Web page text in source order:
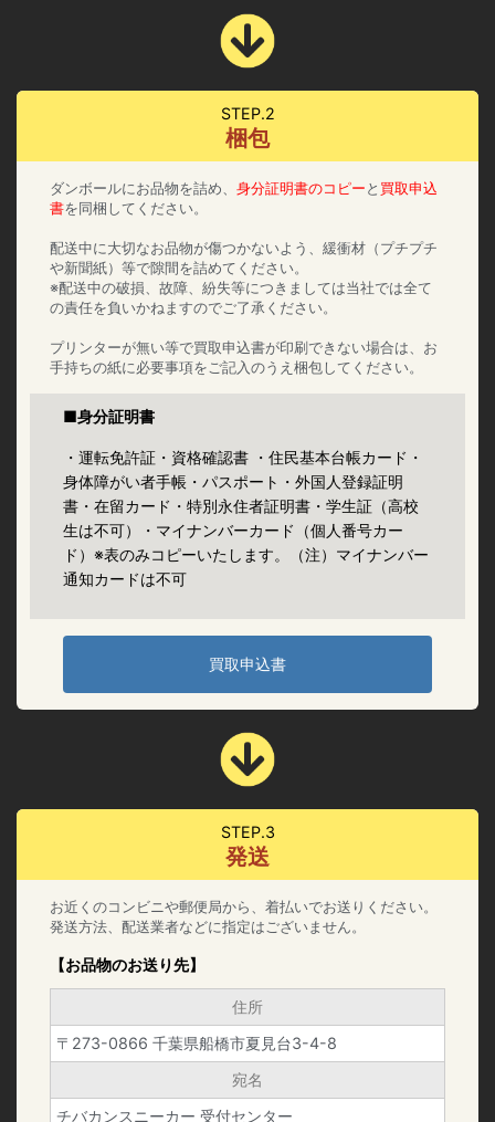
STEP.2
梱包
ダンボールにお品物を詰め、 身分証明書のコピーと 買取申込
書を同梱してください。
配送中に大切なお品物が傷つかないよう、緩衝材（プチプチ
や新聞紙）等で隙間を詰めてください。
※配送中の破損、故障、紛失等につきましては当社では全て
の責任を負いかねますのでご了承ください。
プリンターが無い等で買取申込書が印刷できない場合は、お
手持ちの紙に必要事項をご記入のうえ梱包してください。
■身分証明書
・運転免許証・資格確認書 ・住民基本台帳カード・
身体障がい者手帳・パスポート・外国人登録証明
書・在留カード・特別永住者証明書・学生証（高校
生は不可）・マイナンバーカード（個人番号カー
ド）※表のみコピーいたします。（注）マイナンバー
通知カードは不可
買取申込書
STEP.3
発送
お近くのコンビニや郵便局から、着払いでお送りください。
発送方法、配送業者などに指定はございません。
【お品物のお送り先】
住所
〒273-0866 千葉県船橋市夏見台3-4-8
宛名
チバカンスニーカー 受付センター